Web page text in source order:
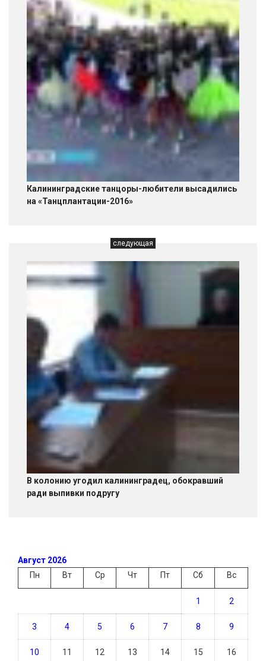
Калининградские танцоры-любители высадились
на «Танцплантации-2016»
следующая
В колонию угодил калининградец, обокравший
ради выпивки подругу
Август 2026
Пн
Вт Ср Чт Пт Сб Вс
1 2
3 4 5 6 7 8 9
10 11 12 13 14 15 16